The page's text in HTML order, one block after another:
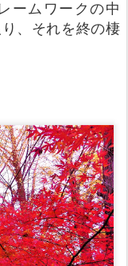
ームワークの中
り、それを終の棲